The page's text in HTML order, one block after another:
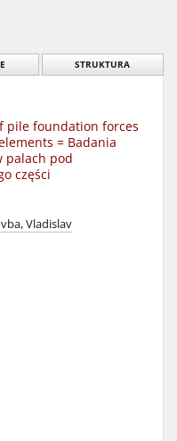
STRUKTURA
pile foundation forces
= Badania
palach pod
części
Vladislav